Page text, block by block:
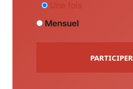
Mensuel
PARTICIPER